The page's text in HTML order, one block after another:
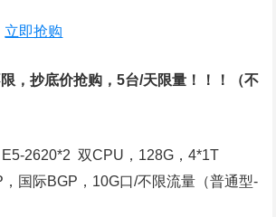
立即抢购
，抄底价抢购，5台/天限量！！！
（不
E5-2620*2 双CPU，128G，4*1T
国际BGP，10G口/不限流量（普通型-